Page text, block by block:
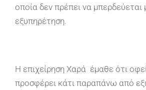
οποία δεν πρέπει να μπερδεύεται
εξυπηρέτηση.
Η επιχείρηση Χαρά έμαθε ότι
προσφέρει κάτι παραπάνω από